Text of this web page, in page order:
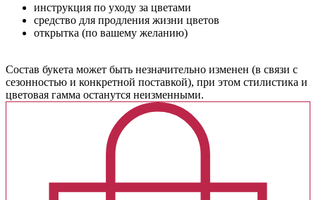
инструкция по уходу за цветами
средство для продления жизни цветов
открытка (по вашему желанию)
Cостав букета может быть незначительно изменен (в связи с
сезонностью и конкретной поставкой), при этом стилистика и
цветовая гамма останутся неизменными.